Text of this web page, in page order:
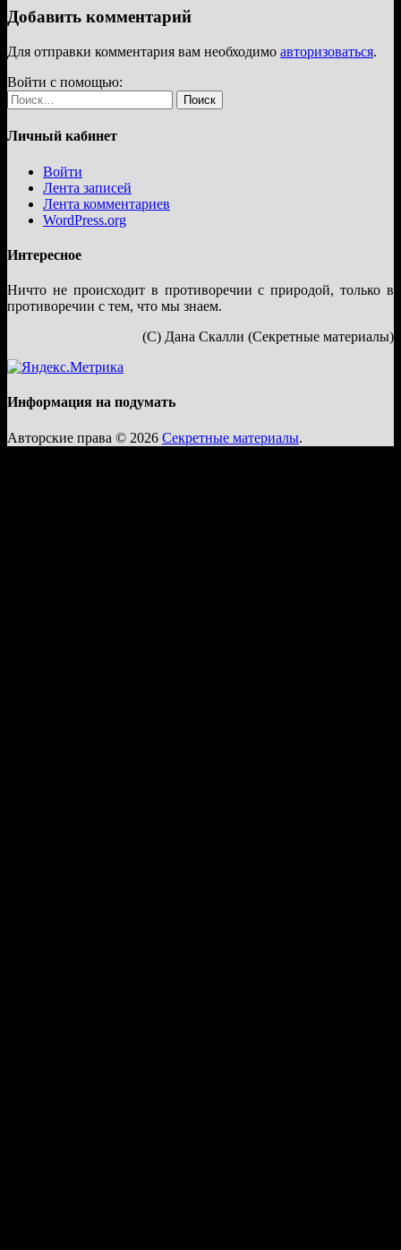
Добавить комментарий
Для отправки комментария вам необходимо авторизоваться.
Войти с помощью:
Найти:
Личный кабинет
Войти
Лента записей
Лента комментариев
WordPress.org
Интересное
Ничто не происходит в противоречии с природой, только в
противоречии с тем, что мы знаем.
(С) Дана Скалли (Секретные материалы)
Информация на подумать
Авторские права © 2026 Секретные материалы.